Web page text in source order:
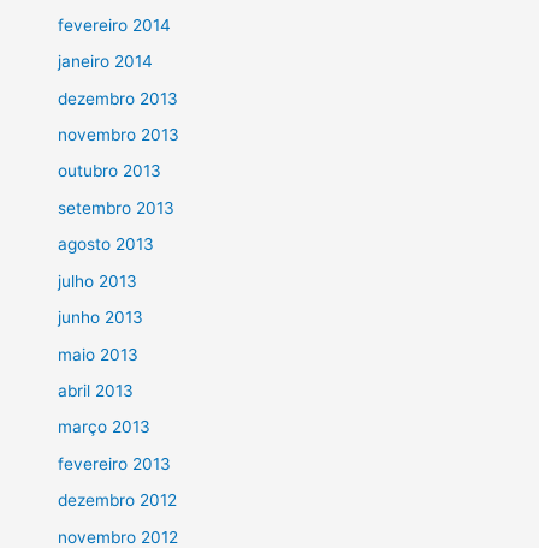
fevereiro 2014
janeiro 2014
dezembro 2013
novembro 2013
outubro 2013
setembro 2013
agosto 2013
julho 2013
junho 2013
maio 2013
abril 2013
março 2013
fevereiro 2013
dezembro 2012
novembro 2012